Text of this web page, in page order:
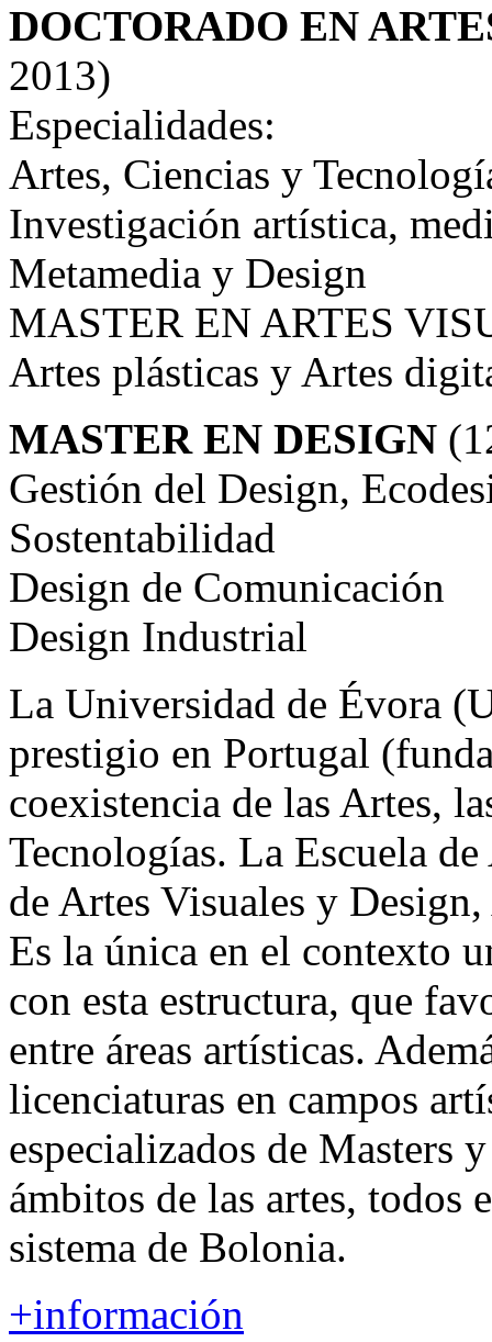
DOCTORADO EN
2013)
Especialidades:
Artes, Ciencias y
Investigación artística,
Metamedia y Design
MASTER EN ARTES
Artes plásticas y Artes
MASTER EN DESIGN
Gestión del Design,
Sostentabilidad
Design de Comunicación
Design Industrial
La Universidad de Évora
prestigio en Portugal
coexistencia de las Artes,
Tecnologías. La Escuela
de Artes Visuales y
Es la única en el contexto
con esta estructura, que
entre áreas artísticas.
licenciaturas en campos
especializados de Masters
ámbitos de las artes, todos
sistema de Bolonia.
+información